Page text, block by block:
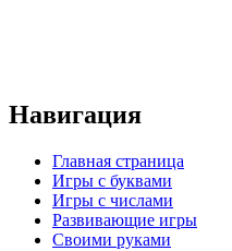
Навигация
Главная страница
Игры с буквами
Игры с числами
Развивающие игры
Своими руками